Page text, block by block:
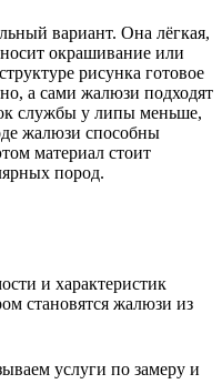
вариант. Она лёгкая,
окрашивание или
рисунка готовое
а сами жалюзи подходят
службы у липы меньше,
жалюзи способны
материал стоит
пород.
и характеристик
становятся жалюзи из
услуги по замеру и